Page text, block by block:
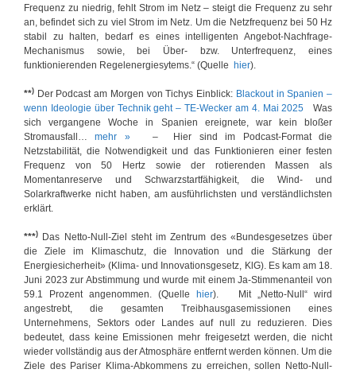
Frequenz zu niedrig, fehlt Strom im Netz – steigt die Frequenz zu sehr
an, befindet sich zu viel Strom im Netz. Um die Netzfrequenz bei 50 Hz
stabil zu halten, bedarf es eines intelligenten Angebot-Nachfrage-
Mechanismus sowie, bei Über- bzw. Unterfrequenz, eines
funktionierenden Regelenergiesytems.“ (Quelle
hier).
**) Der Podcast am Morgen von Tichys Einblick: Blackout in Spanien –
wenn Ideologie über Technik geht – TE-Wecker am 4. Mai 2025 Was
sich vergangene Woche in Spanien ereignete, war kein bloßer
Stromausfall…mehr »– Hier sind im Podcast-Format die
Netzstabilität, die Notwendigkeit und das Funktionieren einer festen
Frequenz von 50 Hertz sowie der rotierenden Massen als
Momentanreserve und Schwarzstartfähigkeit, die Wind- und
Solarkraftwerke nicht haben, am ausführlichsten und verständlichsten
erklärt.
***)
Das Netto-Null-Ziel steht im Zentrum des «Bundesgesetzes über
die Ziele im Klimaschutz, die Innovation und die Stärkung der
Energiesicherheit» (Klima- und Innovationsgesetz, KlG). Es kam am 18.
Juni 2023 zur Abstimmung und wurde mit einem Ja-Stimmenanteil von
59.1 Prozent angenommen. (Quelle
hier). Mit „Netto-Null“ wird
angestrebt, die gesamten Treibhausgasemissionen eines
Unternehmens, Sektors oder Landes auf null zu reduzieren. Dies
bedeutet, dass keine Emissionen mehr freigesetzt werden, die nicht
wieder vollständig aus der Atmosphäre entfernt werden können. Um die
Ziele des Pariser Klima-Abkommens zu erreichen, sollen Netto-Null-